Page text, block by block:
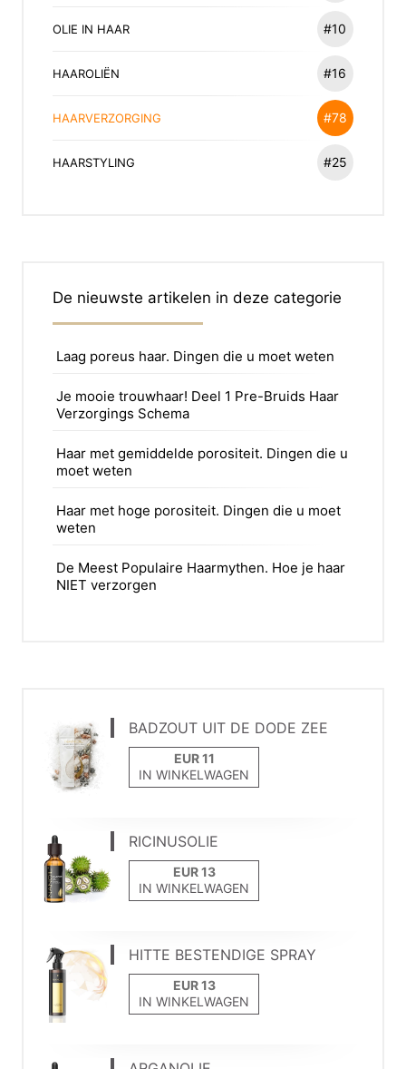
OLIE IN HAAR #10
HAAROLIËN #16
HAARVERZORGING #78
HAARSTYLING #25
De nieuwste artikelen in deze categorie
Laag poreus haar. Dingen die u moet weten
Je mooie trouwhaar! Deel 1 Pre-Bruids Haar
Verzorgings Schema
Haar met gemiddelde porositeit. Dingen die u
moet weten
Haar met hoge porositeit. Dingen die u moet
weten
De Meest Populaire Haarmythen. Hoe je haar
NIET verzorgen
BADZOUT UIT DE DODE ZEE
IN WINKELWAGEN
RICINUSOLIE
IN WINKELWAGEN
HITTE BESTENDIGE SPRAY
IN WINKELWAGEN